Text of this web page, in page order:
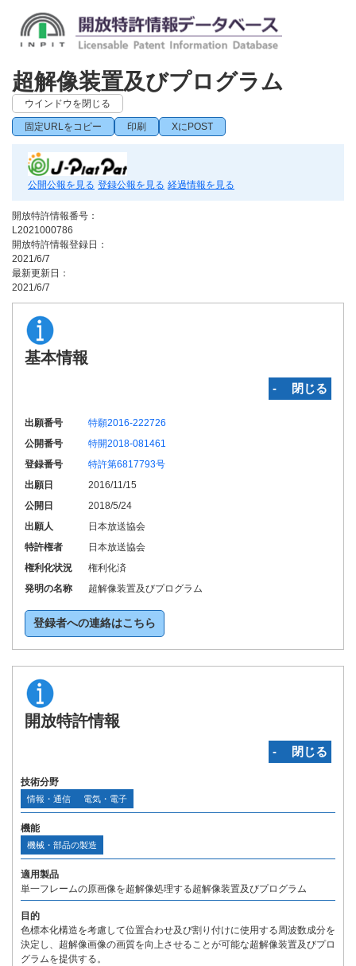
超解像装置及びプログラム
ウインドウを閉じる
固定URLをコピー 印刷 XにPOST
公開公報を見る 登録公報を見る 経過情報を見る
開放特許情報番号：
L2021000786
開放特許情報登録日：
2021/6/7
最新更新日：
2021/6/7
基本情報
‐ 閉じる
出願番号
特願2016-222726
公開番号
特開2018-081461
登録番号
特許第6817793号
出願日
2016/11/15
公開日
2018/5/24
出願人
日本放送協会
特許権者
日本放送協会
権利化状況
権利化済
発明の名称
超解像装置及びプログラム
登録者への連絡はこちら
開放特許情報
‐ 閉じる
技術分野
情報・通信 電気・電子
機能
機械・部品の製造
適用製品
単一フレームの原画像を超解像処理する超解像装置及びプログラム
目的
色標本化構造を考慮して位置合わせ及び割り付けに使用する周波数成分を
決定し、超解像画像の画質を向上させることが可能な超解像装置及びプロ
グラムを提供する。